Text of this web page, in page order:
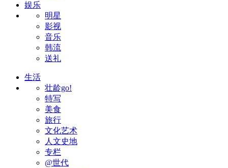
娱乐
明星
影视
音乐
韩流
送礼
生活
壮龄go!
特写
美食
旅行
文化艺术
人文史地
专栏
@世代